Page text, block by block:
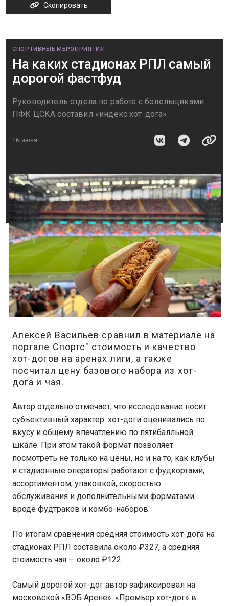
Скопировать
СПОРТИВНЫЕ МЕРОПРИЯТИЯ
На каких стадионах РПЛ самый
дорогой фастфуд
Руководитель отдела по работе с болельщиками
ПФК ЦСКА составил «индекс хот-дога».
16 июня
Алексей Васильев сравнил в материале на
портале Спортс″ стоимость и качество
хот-догов на аренах лиги, а также
посчитал цену базового набора из хот-
дога и чая.
Автор отдельно отмечает, что исследование носит
субъективный характер: хот-доги оценивались по
вкусу и общему впечатлению по пятибалльной
шкале. При этом такой формат позволяет
посмотреть не только на цены, но и на то, как клубы
и стадионные операторы работают с фудкортами,
ассортиментом, упаковкой, скоростью
обслуживания и дополнительными форматами
вроде фудтраков и комбо-наборов.
По итогам сравнения средняя стоимость хот-дога на
стадионах РПЛ составила около ₽327, а средняя
стоимость чая — около ₽122.
Самый дорогой хот-дог автор зафиксировал на
московской «ВЭБ Арене»: «Премьер хот-дог» в